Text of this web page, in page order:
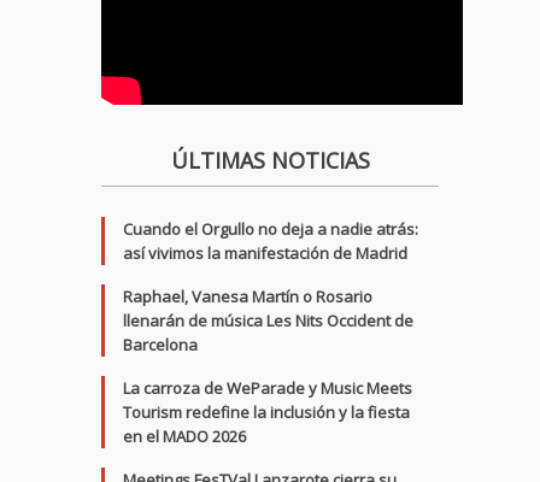
ÚLTIMAS NOTICIAS
Cuando el Orgullo no deja a nadie atrás:
así vivimos la manifestación de Madrid
Raphael, Vanesa Martín o Rosario
llenarán de música Les Nits Occident de
Barcelona
La carroza de WeParade y Music Meets
Tourism redefine la inclusión y la fiesta
en el MADO 2026